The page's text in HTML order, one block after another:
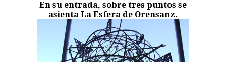
En su entrada, sobre tres puntos se
asienta La Esfera de Orensanz.